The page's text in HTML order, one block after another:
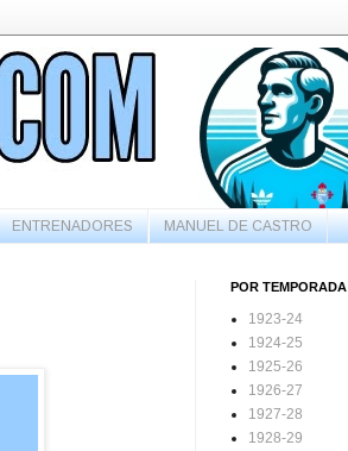
ENTRENADORES MANUEL DE CASTRO
POR TEMPORADA
1923-24
1924-25
1925-26
1926-27
1927-28
1928-29